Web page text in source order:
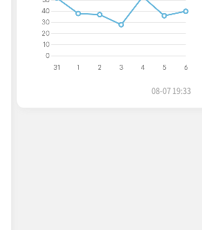
08-07 19:33